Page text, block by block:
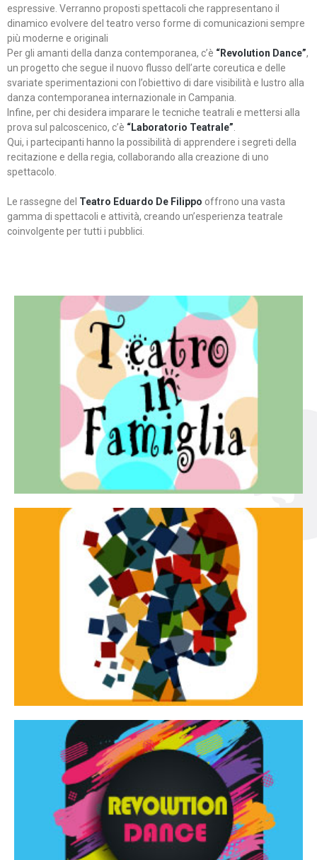
espressive. Verranno proposti spettacoli che rappresentano il
dinamico evolvere del teatro verso forme di comunicazioni sempre
più moderne e originali
Per gli amanti della danza contemporanea, c’è “Revolution Dance”,
un progetto che segue il nuovo flusso dell’arte coreutica e delle
svariate sperimentazioni con l’obiettivo di dare visibilità e lustro alla
danza contemporanea internazionale in Campania.
Infine, per chi desidera imparare le tecniche teatrali e mettersi alla
prova sul palcoscenico, c’è “Laboratorio Teatrale”
Qui, i partecipanti hanno la possibilità di apprendere i segreti della
recitazione e della regia, collaborando alla creazione di uno
spettacolo.
Le rassegne del Teatro Eduardo De Filippo offrono una vasta
gamma di spettacoli e attività, creando un’esperienza teatrale
coinvolgente per tutti i pubblici.
Teatro in famiglia
Teatro In Famiglia è una rassegna di teatro concepita
per far condividere e godere del teatro all’intera
famiglia.
Continua
Tracce dinamiche
Tracce Dinamiche è una rassegna di teatro
d’innovazione e sperimentale.
Continua
Revolution Dance
Rassegna di danza contemporanea – I Edizione